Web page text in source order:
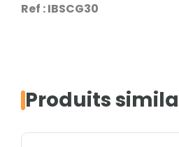
Ref : IBSCG30
Produits